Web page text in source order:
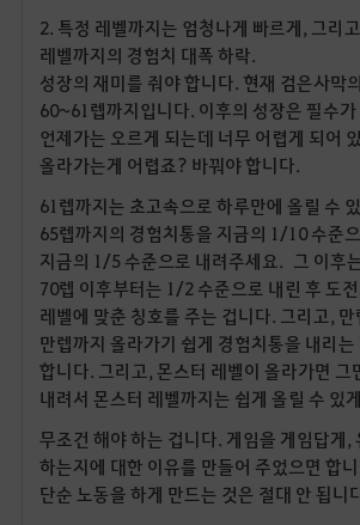
2. 특정 레벨까지는 엄청나게 빠르게, 그리
레벨까지의 경험치 대폭 하락.
성장의 재미를 줘야 합니다. 현재 검은사막
60~61렙까지입니다. 이후의 성장은 필수가
언제가는 오르게 되는데 너무 어렵게 되어
올라가는게 어렵죠? 바꿔야 합니다.
61렙까지는 초고속으로 하루만에 올릴 수
65렙까지의 경험치통을 지금의 1/10 수준
지금의 1/5 수준으로 내려주세요. 그 이후
70렙 이후부터는 1/2 수준으로 내린 후 도
레벨에 맞춘 칭호를 주는 겁니다. 그리고,
만렙까지 올라가기 쉽게 경험치통을 내리
합니다. 그리고, 몬스터 레벨이 올라가면 그
내려서 몬스터 레벨까지는 쉽게 올릴 수 있
무조건 해야 하는 겁니다. 게임을 게임답게,
하는지에 대한 이유를 만들어 주었으면 합
단순 노동을 하게 만드는 것은 절대 안 됩니